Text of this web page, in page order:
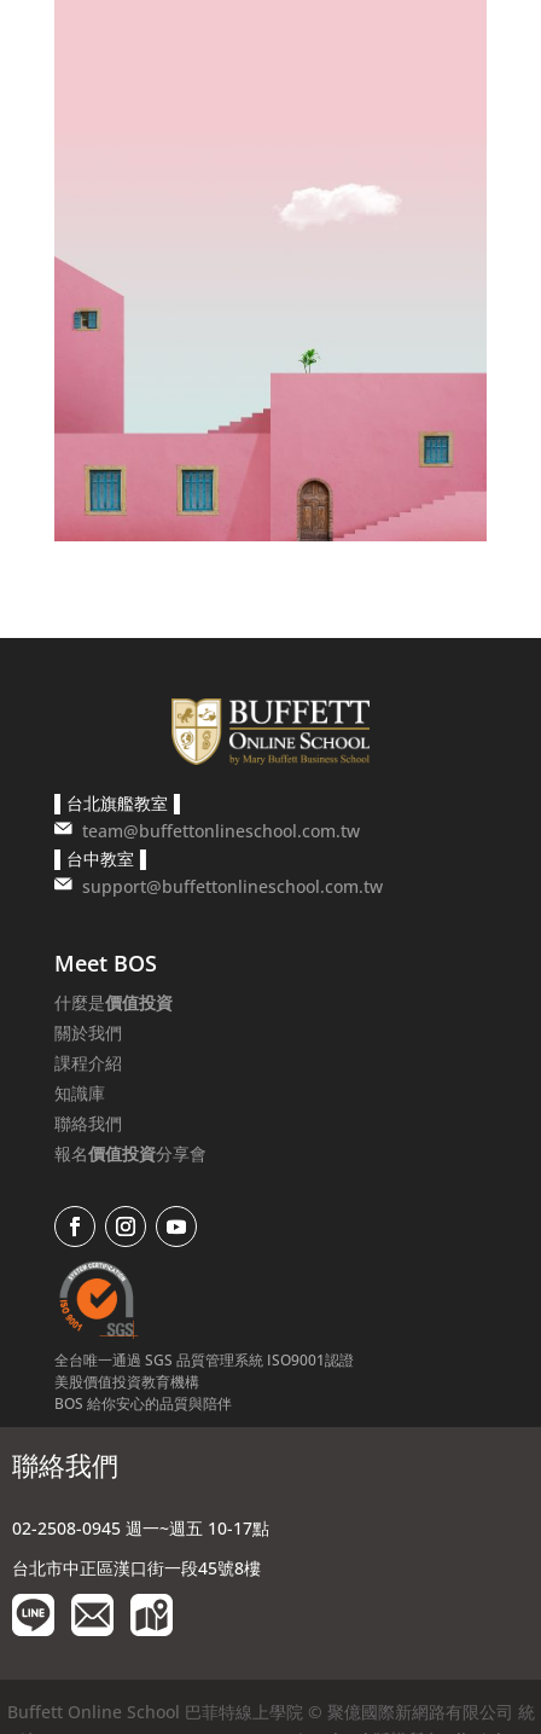
▌台北旗艦教室▐
team@buffettonlineschool.com.tw
▌台中教室▐
support@buffettonlineschool.com.tw
Meet BOS
什麼是價值投資
關於我們
課程介紹
知識庫
聯絡我們
報名價值投資分享會
全台唯一通過 SGS 品質管理系統 ISO9001認證
美股價值投資教育機構
BOS 給你安心的品質與陪伴
聯絡我們
02-2508-0945 週一~週五 10-17點
台北市中正區漢口街一段45號8樓
Buffett Online School 巴菲特線上學院 © 聚億國際新網路有限公司 統